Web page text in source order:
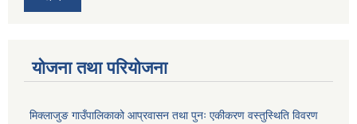
योजना तथा परियोजना
मिक्लाजुङ गाउँपालिकाको आप्रवासन तथा पुनः एकीकरण वस्तुस्थिति विवरण